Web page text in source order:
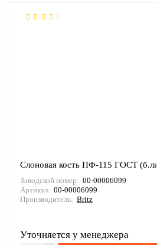
Слоновая кость ПФ-115 ГОСТ
Заводской номер: 00-00006099
Артикул: 00-00006099
Производитель: Britz
Уточняется у менеджера